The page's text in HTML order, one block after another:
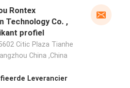
Rontex
Technology Co. ,
profiel
Citic Plaza Tianhe
China ,China
Leverancier